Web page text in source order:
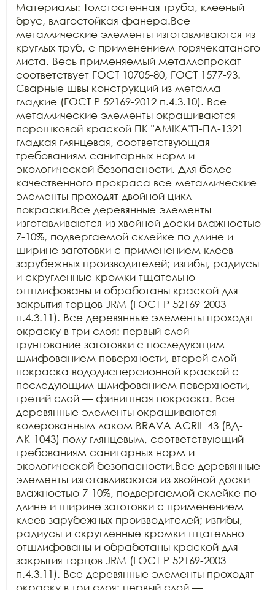
Материалы: Толстостенная труба, клееный
брус, влагостойкая фанера.Все
металлические элементы изготавливаются из
круглых труб, с применением горячекатаного
листа. Весь применяемый металлопрокат
соответствует ГОСТ 10705-80, ГОСТ 1577-93.
Сварные швы конструкций из металла
гладкие (ГОСТ Р 52169-2012 п.4.3.10). Все
металлические элементы окрашиваются
порошковой краской ПК "АМIKA"П-ПЛ-1321
гладкая глянцевая, соответствующая
требованиям санитарных норм и
экологической безопасности. Для более
качественного прокраса все металлические
элементы проходят двойной цикл
покраски.Все деревянные элементы
изготавливаются из хвойной доски влажностью
7-10%, подвергаемой склейке по длине и
ширине заготовки с применением клеев
зарубежных производителей; изгибы, радиусы
и скругленные кромки тщательно
отшлифованы и обработаны краской для
закрытия торцов JRM (ГОСТ Р 52169-2003
п.4.3.11). Все деревянные элементы проходят
окраску в три слоя: первый слой —
грунтование заготовки с последующим
шлифованием поверхности, второй слой —
покраска вододисперсионной краской с
последующим шлифованием поверхности,
третий слой — финишная покраска. Все
деревянные элементы окрашиваются
колерованным лаком BRAVA ACRIL 43 (ВД-
АК-1043) полу глянцевым, соответствующий
требованиям санитарных норм и
экологической безопасности.Все деревянные
элементы изготавливаются из хвойной доски
влажностью 7-10%, подвергаемой склейке по
длине и ширине заготовки с применением
клеев зарубежных производителей; изгибы,
радиусы и скругленные кромки тщательно
отшлифованы и обработаны краской для
закрытия торцов JRM (ГОСТ Р 52169-2003
п.4.3.11). Все деревянные элементы проходят
окраску в три слоя: первый слой —